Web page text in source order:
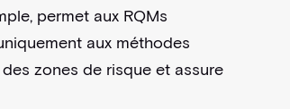
permet aux RQMs
aux méthodes
zones de risque et assure